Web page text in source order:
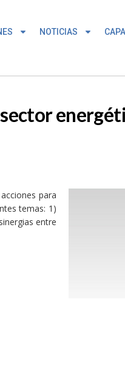
NOTICIAS
para
temas: 1)
entre